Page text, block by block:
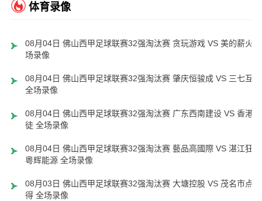
体育录像
08月04日 佛山西甲足球联赛32强淘汰赛 贪玩游戏 VS 美的薪火
场录像
08月04日 佛山西甲足球联赛32强淘汰赛 肇庆恒骏成 VS 三七互娱
全场录像
08月04日 佛山西甲足球联赛32强淘汰赛 广东西南建设 VS 香港圣
徒 全场录像
08月04日 佛山西甲足球联赛32强淘汰赛 藝品高國際 VS 湛江狂狼
粵辉能源 全场录像
08月03日 佛山西甲足球联赛32强淘汰赛 大塘控股 VS 茂名市点都
得 全场录像